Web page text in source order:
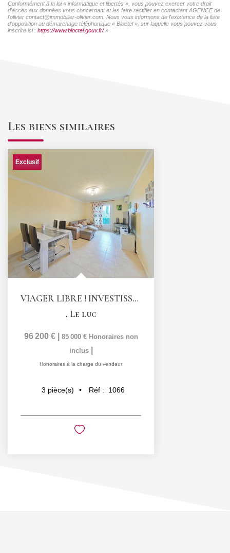
Conformément à la loi « informatique et libertés », vous pouvez exercer votre droit
d'accès aux données vous concernant et les faire rectifier en contactant AGENCE de
l'olivier contact@immobilier-olivier.com. Nous vous informons de l'existence de la liste
d'opposition au démarchage téléphonique « Bloctel », sur laquelle vous pouvez vous
inscrire ici : https://www.bloctel.gouv.fr/»
Les biens similaires
Exclusif
VIAGER LIBRE ! INVESTISSEMENT LOCATIF ATTRACTIF !...
, Le luc
96 200 € 85 000 € Honoraires non
inclus
Honoraires à la charge du vendeur
3 pièce(s) Réf : 1066